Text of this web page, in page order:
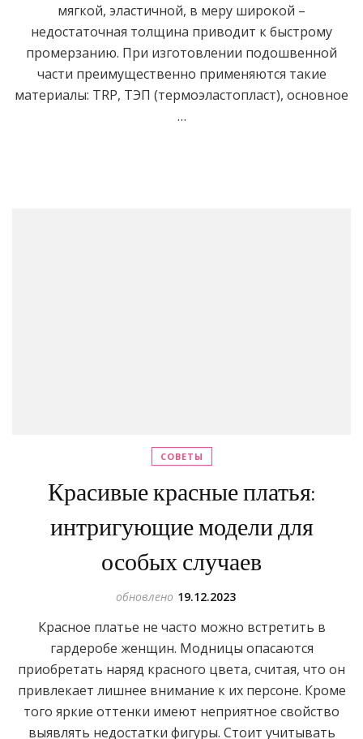
мягкой, эластичной, в меру широкой –
недостаточная толщина приводит к быстрому
промерзанию. При изготовлении подошвенной
части преимущественно применяются такие
материалы: TRP, ТЭП (термоэластопласт), основное
…
СОВЕТЫ
Красивые красные платья:
интригующие модели для
особых случаев
обновлено 19.12.2023
Красное платье не часто можно встретить в
гардеробе женщин. Модницы опасаются
приобретать наряд красного цвета, считая, что он
привлекает лишнее внимание к их персоне. Кроме
того яркие оттенки имеют неприятное свойство
выявлять недостатки фигуры. Стоит учитывать